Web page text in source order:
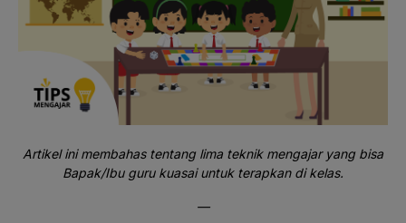
Artikel ini membahas tentang lima teknik mengajar yang bisa
Bapak/Ibu guru kuasai untuk terapkan di kelas.
—